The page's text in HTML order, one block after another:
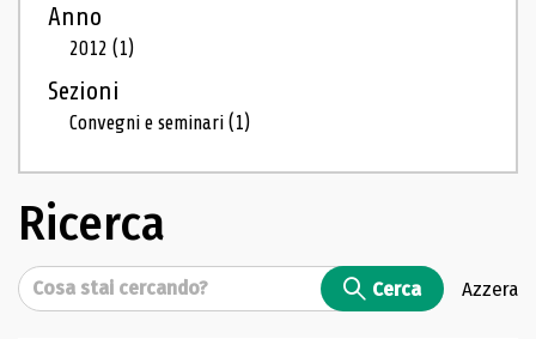
Anno
2012(1)
Sezioni
Convegni e seminari(1)
Ricerca
Cerca Cerca Azzera